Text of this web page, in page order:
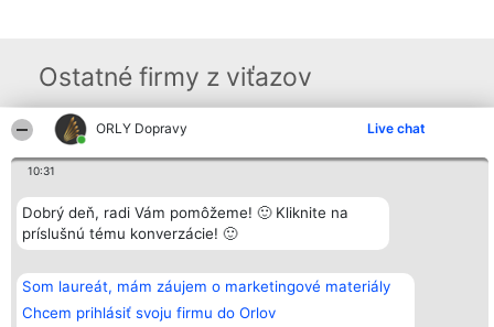
ORLY Dopravy Live chat
10:31
Dobrý deň, radi Vám pomôžeme! 🙂 Kliknite na
príslušnú tému konverzácie! 🙂
Som laureát, mám záujem o marketingové materiály
Chcem prihlásiť svoju firmu do Orlov
Ostatné firmy z viťazov
Organizátor hodnotenia
Bright Side Solutions sp. z o.
ul. Ruska 22
Wrocław 50-079
KRS 0000749100 | Regon
381313360 | NIP 8943132676
Laureáti
wszystkich
Laureatów
Podmienky
Obchodné
Zásady
osobných
Kontakt